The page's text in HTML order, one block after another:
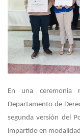
En una ceremonia
Departamento de
segunda versión del
impartido en